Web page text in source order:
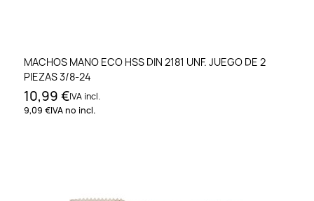
MACHOS MANO ECO HSS DIN 2181 UNF. JUEGO DE 2
PIEZAS 3/8-24
10,99 €IVA incl.
9,09 €IVA no incl.